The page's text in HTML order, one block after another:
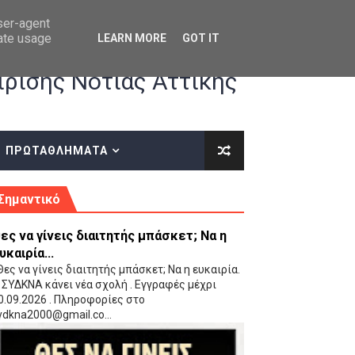
οδηγίες επί του ΚΑΝΟΝΙΣΜΟΥ ΕΓΓΡΑΦΩΝ-ΜΕΤΑΓΡΑΦΩΝ ΤΗΣ
(VIDEO)
Νότιας Αττικής
ΠΡΩΤΑΘΛΗΜΑΤΑ
να γίνεις διαιτητής μπάσκετ; Να η
να γίνεις διαιτητής μπάσκετ; Να η ευκαιρία.
κάνει νέα σχολή . Εγγραφές μέχρι
. Πληροφορίες στο
agent
usage
LEARN MORE GOT IT